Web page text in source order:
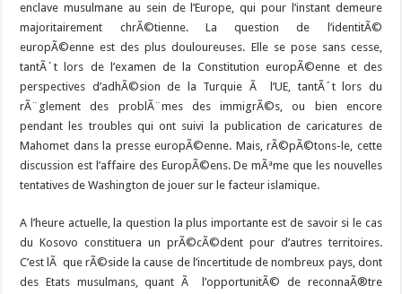
enclave musulmane au sein de l’Europe, qui pour l’instant demeure
majoritairement chrÃ©tienne. La question de l’identitÃ©
europÃ©enne est des plus douloureuses. Elle se pose sans cesse,
tantÃ´t lors de l’examen de la Constitution europÃ©enne et des
perspectives d’adhÃ©sion de la Turquie Ã l’UE, tantÃ´t lors du
rÃ¨glement des problÃ¨mes des immigrÃ©s, ou bien encore
pendant les troubles qui ont suivi la publication de caricatures de
Mahomet dans la presse europÃ©enne. Mais, rÃ©pÃ©tons-le, cette
discussion est l’affaire des EuropÃ©ens. De mÃªme que les nouvelles
tentatives de Washington de jouer sur le facteur islamique.
A l’heure actuelle, la question la plus importante est de savoir si le cas
du Kosovo constituera un prÃ©cÃ©dent pour d’autres territoires.
C’est lÃ que rÃ©side la cause de l’incertitude de nombreux pays, dont
des Etats musulmans, quant Ã l’opportunitÃ© de reconnaÃ®tre